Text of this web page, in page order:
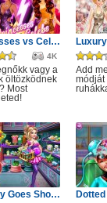
Princesses vs Celebs Fashion Challenge
4K
vagy a
öltözködnek
Most
Add
módját
Mommy Goes Shopping